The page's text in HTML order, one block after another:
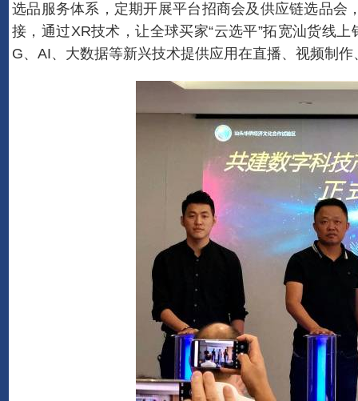
国商网节日祝福暨2018年春节放假通知
阿里巴巴宣布完成收购大麦网
国商网节日祝福暨2026年春节放假通知
选品服务体系，定期开展平台招商会及供应链选品
接，通过XR技术，让全球买家“云选平”拓宽汕货线
G、AI、大数据等新兴技术提供应用在直播、视频制